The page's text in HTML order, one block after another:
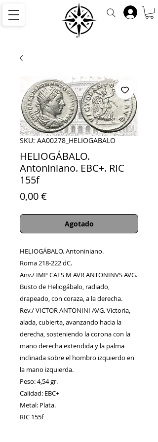
SKU: AA00278_HELIOGABALO
HELIOGÁBALO.
Antoniniano. EBC+. RIC
155f
0,00 €
Agotado
HELIOGÁBALO. Antoniniano.
Roma 218-222 dC.
Anv./ IMP CAES M AVR ANTONINVS AVG.
Busto de Heliogábalo, radiado,
drapeado, con coraza, a la derecha.
Rev./ VICTOR ANTONINI AVG. Victoria,
alada, cubierta, avanzando hacia la
derecha, sosteniendo la corona con la
mano derecha extendida y la palma
inclinada sobre el hombro izquierdo en
la mano izquierda.
Peso: 4,54 gr.
Calidad: EBC+
Metal: Plata.
RIC 155f